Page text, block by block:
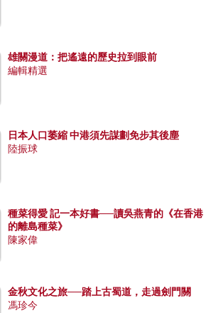
雄關漫道：把遙遠的歷史拉到眼前
編輯精選
日本人口萎縮 中港須先謀劃免步其後塵
陸振球
種菜得愛 記一本好書──讀吳燕青的《在香港
的離島種菜》
陳家偉
金秋文化之旅──踏上古蜀道，走過劍門關
馮珍今